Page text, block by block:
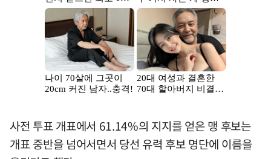
사전 투표 개표에서 61.14%의 지지를 얻은 맹 후보는
개표 중반을 넘어서면서 당선 유력 후보 명단에 이름을